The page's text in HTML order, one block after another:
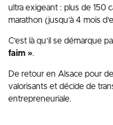
ultra exigeant : plus de 150
marathon (jusqu’à 4 mois
C’est là qu’il se démarque
faim ».
De retour en Alsace pour
valorisants et décide de
entrepreneuriale.